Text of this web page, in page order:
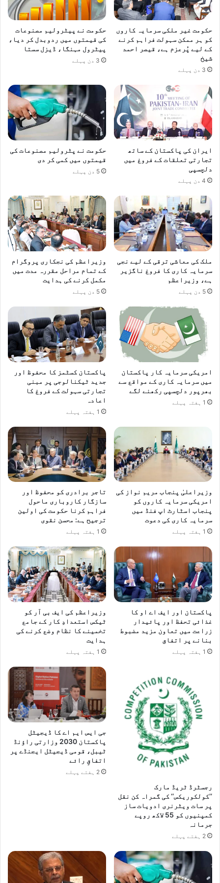
حکومت غیر ملکی سرمایہ کاروں
کو ہر ممکن سہولت فراہم کرنے
کے لیے پُرعزم ہے، قیصر احمد
شیخ
3 دن پہلے
حکومت نے پیٹرولیم مصنوعات
کی قیمتوں میں ردوبدل کر دیا،
پیٹرول مہنگا، ڈیزل سستا
3 دن پہلے
ایران کی پاکستان کے ساتھ
تجارتی تعلقات کے فروغ میں
دلچسپی
4 دن پہلے
حکومت نے پٹرولیم مصنوعات کی
قیمتوں میں کمی کر دی
5 دن پہلے
ملک کی معاشی ترقی کے لیے نجی
سرمایہ کاری کا فروغ ناگزیر
ہے، وزیراعظم
5 دن پہلے
وزیراعظم کی نجکاری پروگرام
کے تمام مراحل مقررہ مدت میں
مکمل کرنے کی ہدایت
5 دن پہلے
امریکی سرمایہ کار پاکستان
میں سرمایہ کاری کے مواقع سے
بھرپور دلچسپی رکھنے لگے
1 ہفتہ پہلے
پاکستان کسٹمز کا محفوظ اور
جدید ٹیکنالوجی پر مبنی
تجارتی سہولت کے فروغ کا
اعادہ
1 ہفتہ پہلے
وزیراعلیٰ پنجاب مریم نواز کی
امریکی سرمایہ کاروں کو
پنجاب اسٹارٹ اپ فنڈ میں
سرمایہ کاری کی دعوت
1 ہفتہ پہلے
تاجر برادری کو محفوظ اور
سازگار کاروباری ماحول
فراہم کرنا حکومت کی اولین
ترجیح ہے: محسن نقوی
1 ہفتہ پہلے
پاکستان اور ایف اے او کا
غذائی تحفظ اور پائیدار
زراعت میں تعاون مزید مضبوط
بنانے پر اتفاق
1 ہفتہ پہلے
وزیراعظم کی ایف بی آر کو
ٹیکس استعدادِ کار کے جامع
تخمینے کا نظام وضع کرنے کی
ہدایت
1 ہفتہ پہلے
رجسٹرڈ ٹریڈ مارک
’’کولکوریکس‘‘ کی گمراہ کن نقل
پر سات ویٹرنری ادویات ساز
کمپنیوں کو 55 لاکھ روپے
جرمانہ
2 ہفتے پہلے
جی ایس ایم اے کا ڈیجیٹل
پاکستان 2030 وزارتی راؤنڈ
ٹیبل، قومی ڈیجیٹل ایجنڈے پر
اتفاقِ رائے
2 ہفتے پہلے